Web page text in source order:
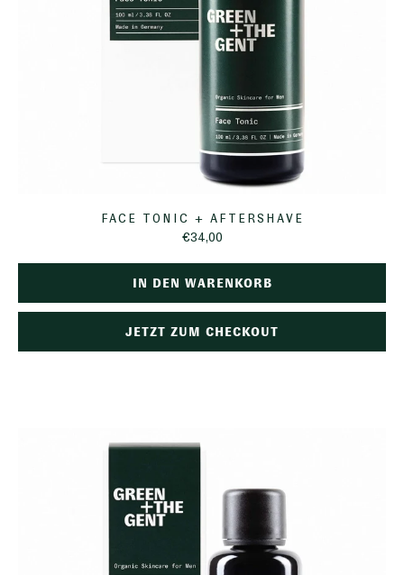
FACE TONIC + AFTERSHAVE
€34,00
IN DEN WARENKORB
JETZT ZUM CHECKOUT